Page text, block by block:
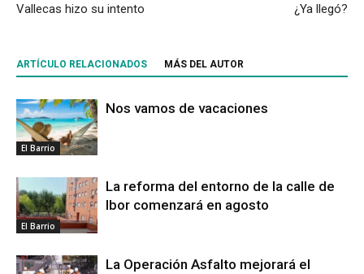
Vallecas hizo su intento ¿Ya llegó?
ARTÍCULO RELACIONADOS MÁS DEL AUTOR
El Barrio
Nos vamos de vacaciones
El Barrio
La reforma del entorno de la calle de
Ibor comenzará en agosto
La Operación Asfalto mejorará el